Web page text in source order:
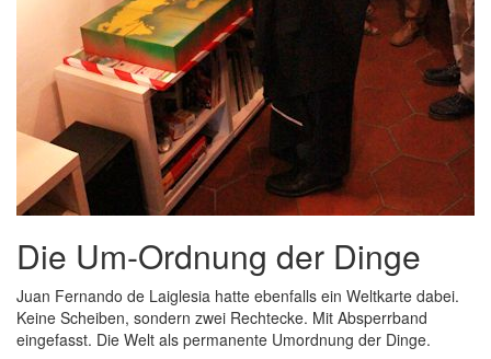
Die Um-Ordnung der Dinge
Juan Fernando de Laiglesia hatte ebenfalls ein Weltkarte dabei.
Keine Scheiben, sondern zwei Rechtecke. Mit Absperrband
eingefasst. Die Welt als permanente Umordnung der Dinge.